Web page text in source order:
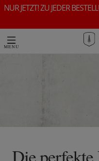
NUR JETZT! ZU JEDER
Die